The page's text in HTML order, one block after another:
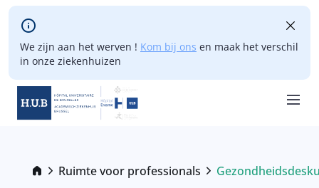
Skip to main content
We zijn aan het werven ! Kom bij ons en maak het verschil
in onze ziekenhuizen
Breadcrumb
Ruimte voor professionals
Current: